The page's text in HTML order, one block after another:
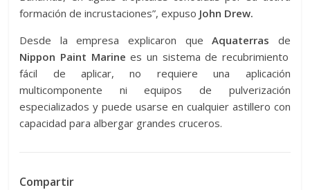
formación de incrustaciones”, expuso John Drew.
Desde la empresa explicaron queAquaterras de
Nippon Paint Marine es un sistema de recubrimiento
fácil de aplicar, no requiere una aplicación
multicomponente ni equipos de pulverización
especializados y puede usarse en cualquier astillero con
capacidad para albergar grandes cruceros.
Compartir